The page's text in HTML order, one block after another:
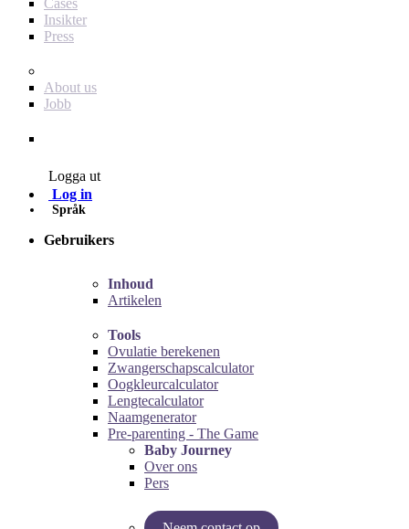
Cases
Insikter
Press
About us
Jobb
Logga ut
Log in
Språk
Gebruikers
Inhoud
Artikelen
Tools
Ovulatie berekenen
Zwangerschapscalculator
Oogkleurcalculator
Lengtecalculator
Naamgenerator
Pre-parenting - The Game
Baby Journey
Over ons
Pers